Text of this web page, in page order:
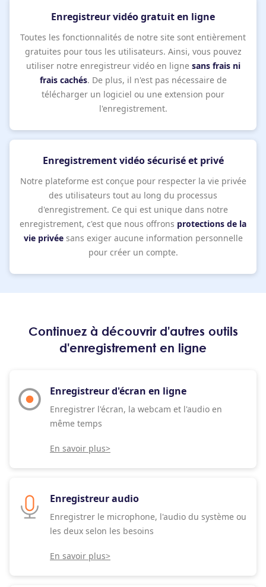
Enregistreur vidéo gratuit en ligne
Toutes les fonctionnalités de notre site sont entièrement
gratuites pour tous les utilisateurs. Ainsi, vous pouvez
utiliser notre enregistreur vidéo en ligne sans frais ni
frais cachés. De plus, il n'est pas nécessaire de
télécharger un logiciel ou une extension pour
l'enregistrement.
Enregistrement vidéo sécurisé et privé
Notre plateforme est conçue pour respecter la vie privée
des utilisateurs tout au long du processus
d'enregistrement. Ce qui est unique dans notre
enregistrement, c'est que nous offrons protections de la
vie privéesans exiger aucune information personnelle
pour créer un compte.
Continuez à découvrir d'autres outils
d'enregistrement en ligne
Enregistreur d'écran en ligne
Enregistrer l'écran, la webcam et l'audio en
même temps
En savoir plus>
Enregistreur audio
Enregistrer le microphone, l'audio du système ou
les deux selon les besoins
En savoir plus>